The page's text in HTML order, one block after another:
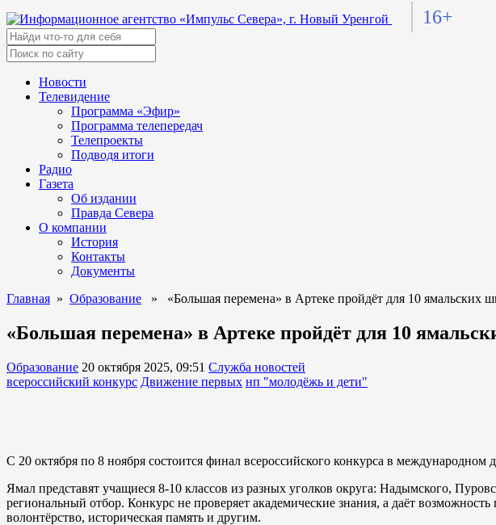
16+
Новости
Телевидение
Программа «Эфир»
Программа телепередач
Телепроекты
Подводя итоги
Радио
Газета
Об издании
Правда Севера
О компании
История
Контакты
Документы
Главная » Образование » «Большая перемена» в Артеке пройдёт для 10 ямальских
«Большая перемена» в Артеке пройдёт для 10
Образование 20 октября 2025, 09:51 Служба новостей
всероссийский конкурс Движение первых нп "молодёжь и дети"
С 20 октября по 8 ноября состоится финал всероссийского конкурса в
Ямал представят учащиеся 8-10 классов из разных уголков округа: Надымского,
региональный отбор. Конкурс не проверяет академические знания, а даёт
волонтёрство, историческая память и другим.